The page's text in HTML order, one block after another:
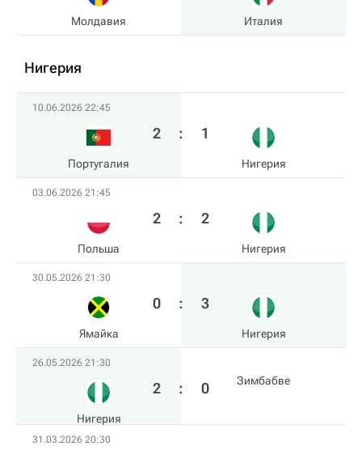
Молдавия Италия
Нигерия
10.06.2026 22:45
Португалия
2 : 1
Нигерия
03.06.2026 21:45
Польша
2 : 2
Нигерия
30.05.2026 21:30
Ямайка
0 : 3
Нигерия
26.05.2026 21:30
Нигерия
2 : 0 Зимбабве
31.03.2026 20:30